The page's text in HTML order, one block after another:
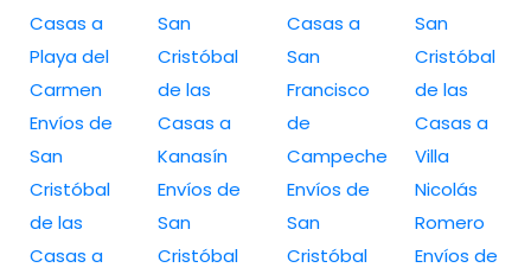
Casas a
Playa del
Carmen
Envíos de
San
Cristóbal
de las
Casas a
San
Cristóbal
de las
Casas a
Kanasín
Envíos de
San
Cristóbal
Casas a
San
Francisco
de
Campeche
Envíos de
San
Cristóbal
San
Cristóbal
de las
Casas a
Villa
Nicolás
Romero
Envíos de